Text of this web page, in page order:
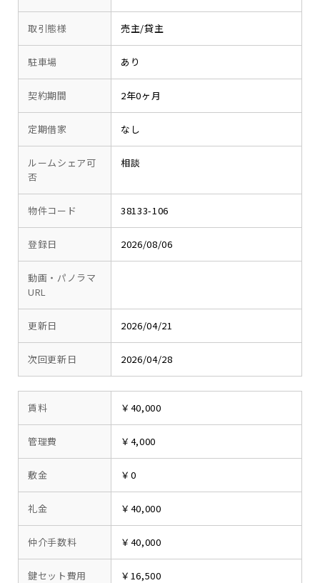
取引態様 売主/貸主
駐車場 あり
契約期間 2年0ヶ月
定期借家 なし
ルームシェア可
否
相談
物件コード 38133-106
登録日 2026/08/06
動画・パノラマ
URL
更新日 2026/04/21
次回更新日 2026/04/28
賃料 ￥40,000
管理費 ￥4,000
敷金 ￥0
礼金 ￥40,000
仲介手数料 ￥40,000
鍵セット費用 ￥16,500